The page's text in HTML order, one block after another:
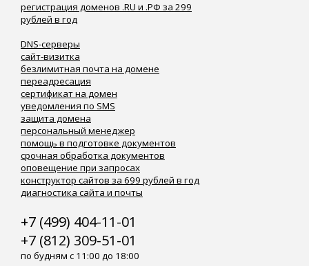
регистрация доменов .RU и .РФ за 299
рублей в год
DNS-серверы
сайт-визитка
безлимитная почта на домене
переадресация
сертификат на домен
уведомления по SMS
защита домена
персональный менеджер
помощь в подготовке документов
срочная обработка документов
оповещение при запросах
конструктор сайтов за 699 рублей в год
диагностика сайта и почты
+7 (499) 404-11-01
+7 (812) 309-51-01
по будням с 11:00 до 18:00